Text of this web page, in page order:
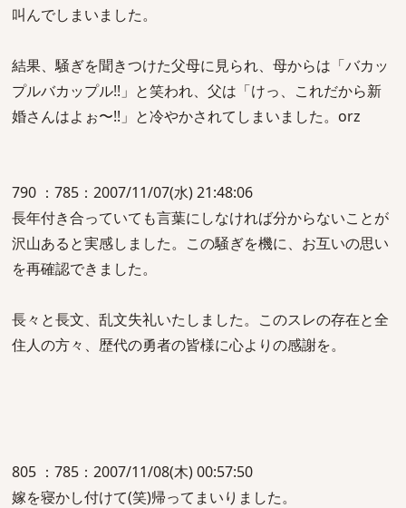
叫んでしまいました。
結果、騒ぎを聞きつけた父母に見られ、母からは「バカッ
プルバカップル!!」と笑われ、父は「けっ、これだから新
婚さんはよぉ〜!!」と冷やかされてしまいました。orz
790 ：785：2007/11/07(水) 21:48:06
長年付き合っていても言葉にしなければ分からないことが
沢山あると実感しました。この騒ぎを機に、お互いの思い
を再確認できました。
長々と長文、乱文失礼いたしました。このスレの存在と全
住人の方々、歴代の勇者の皆様に心よりの感謝を。
805 ：785：2007/11/08(木) 00:57:50
嫁を寝かし付けて(笑)帰ってまいりました。